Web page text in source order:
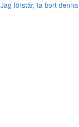
Jag förstår, ta bort